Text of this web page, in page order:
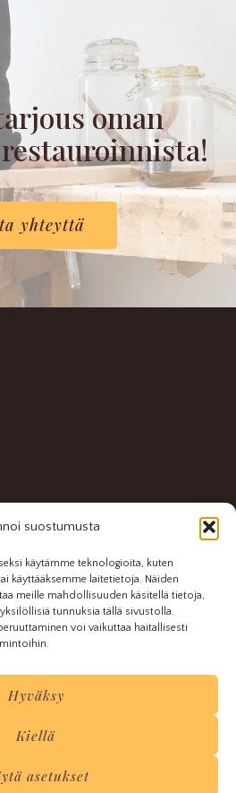
suostumusta
käytämme teknologioita, kuten
käyttääksemme laitetietoja. Näiden
meille mahdollisuuden käsitellä tietoja,
tunnuksia tällä sivustolla.
voi vaikuttaa haitallisesti
Hyväksy
Kiellä
asetukset
oman
yhteyttä
& Restaurointi Laurila
2528725-5